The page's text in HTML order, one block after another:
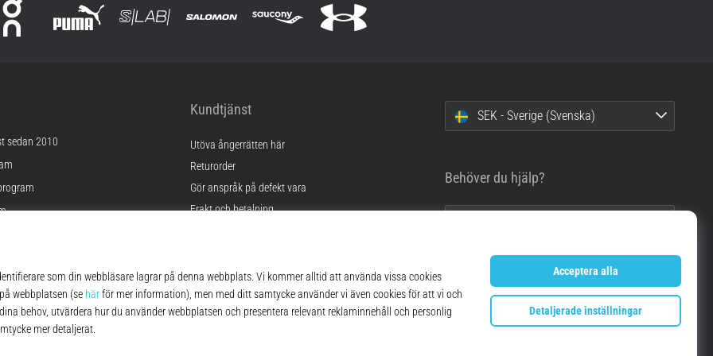
sedan 2010
Kundtjänst
Utöva ångerrätten här
Returorder
Gör anspråk på defekt vara
Frakt och betalning
FAQ
Sekretesspolicy
SEK - Sverige (Svenska)
Behöver du hjälp?